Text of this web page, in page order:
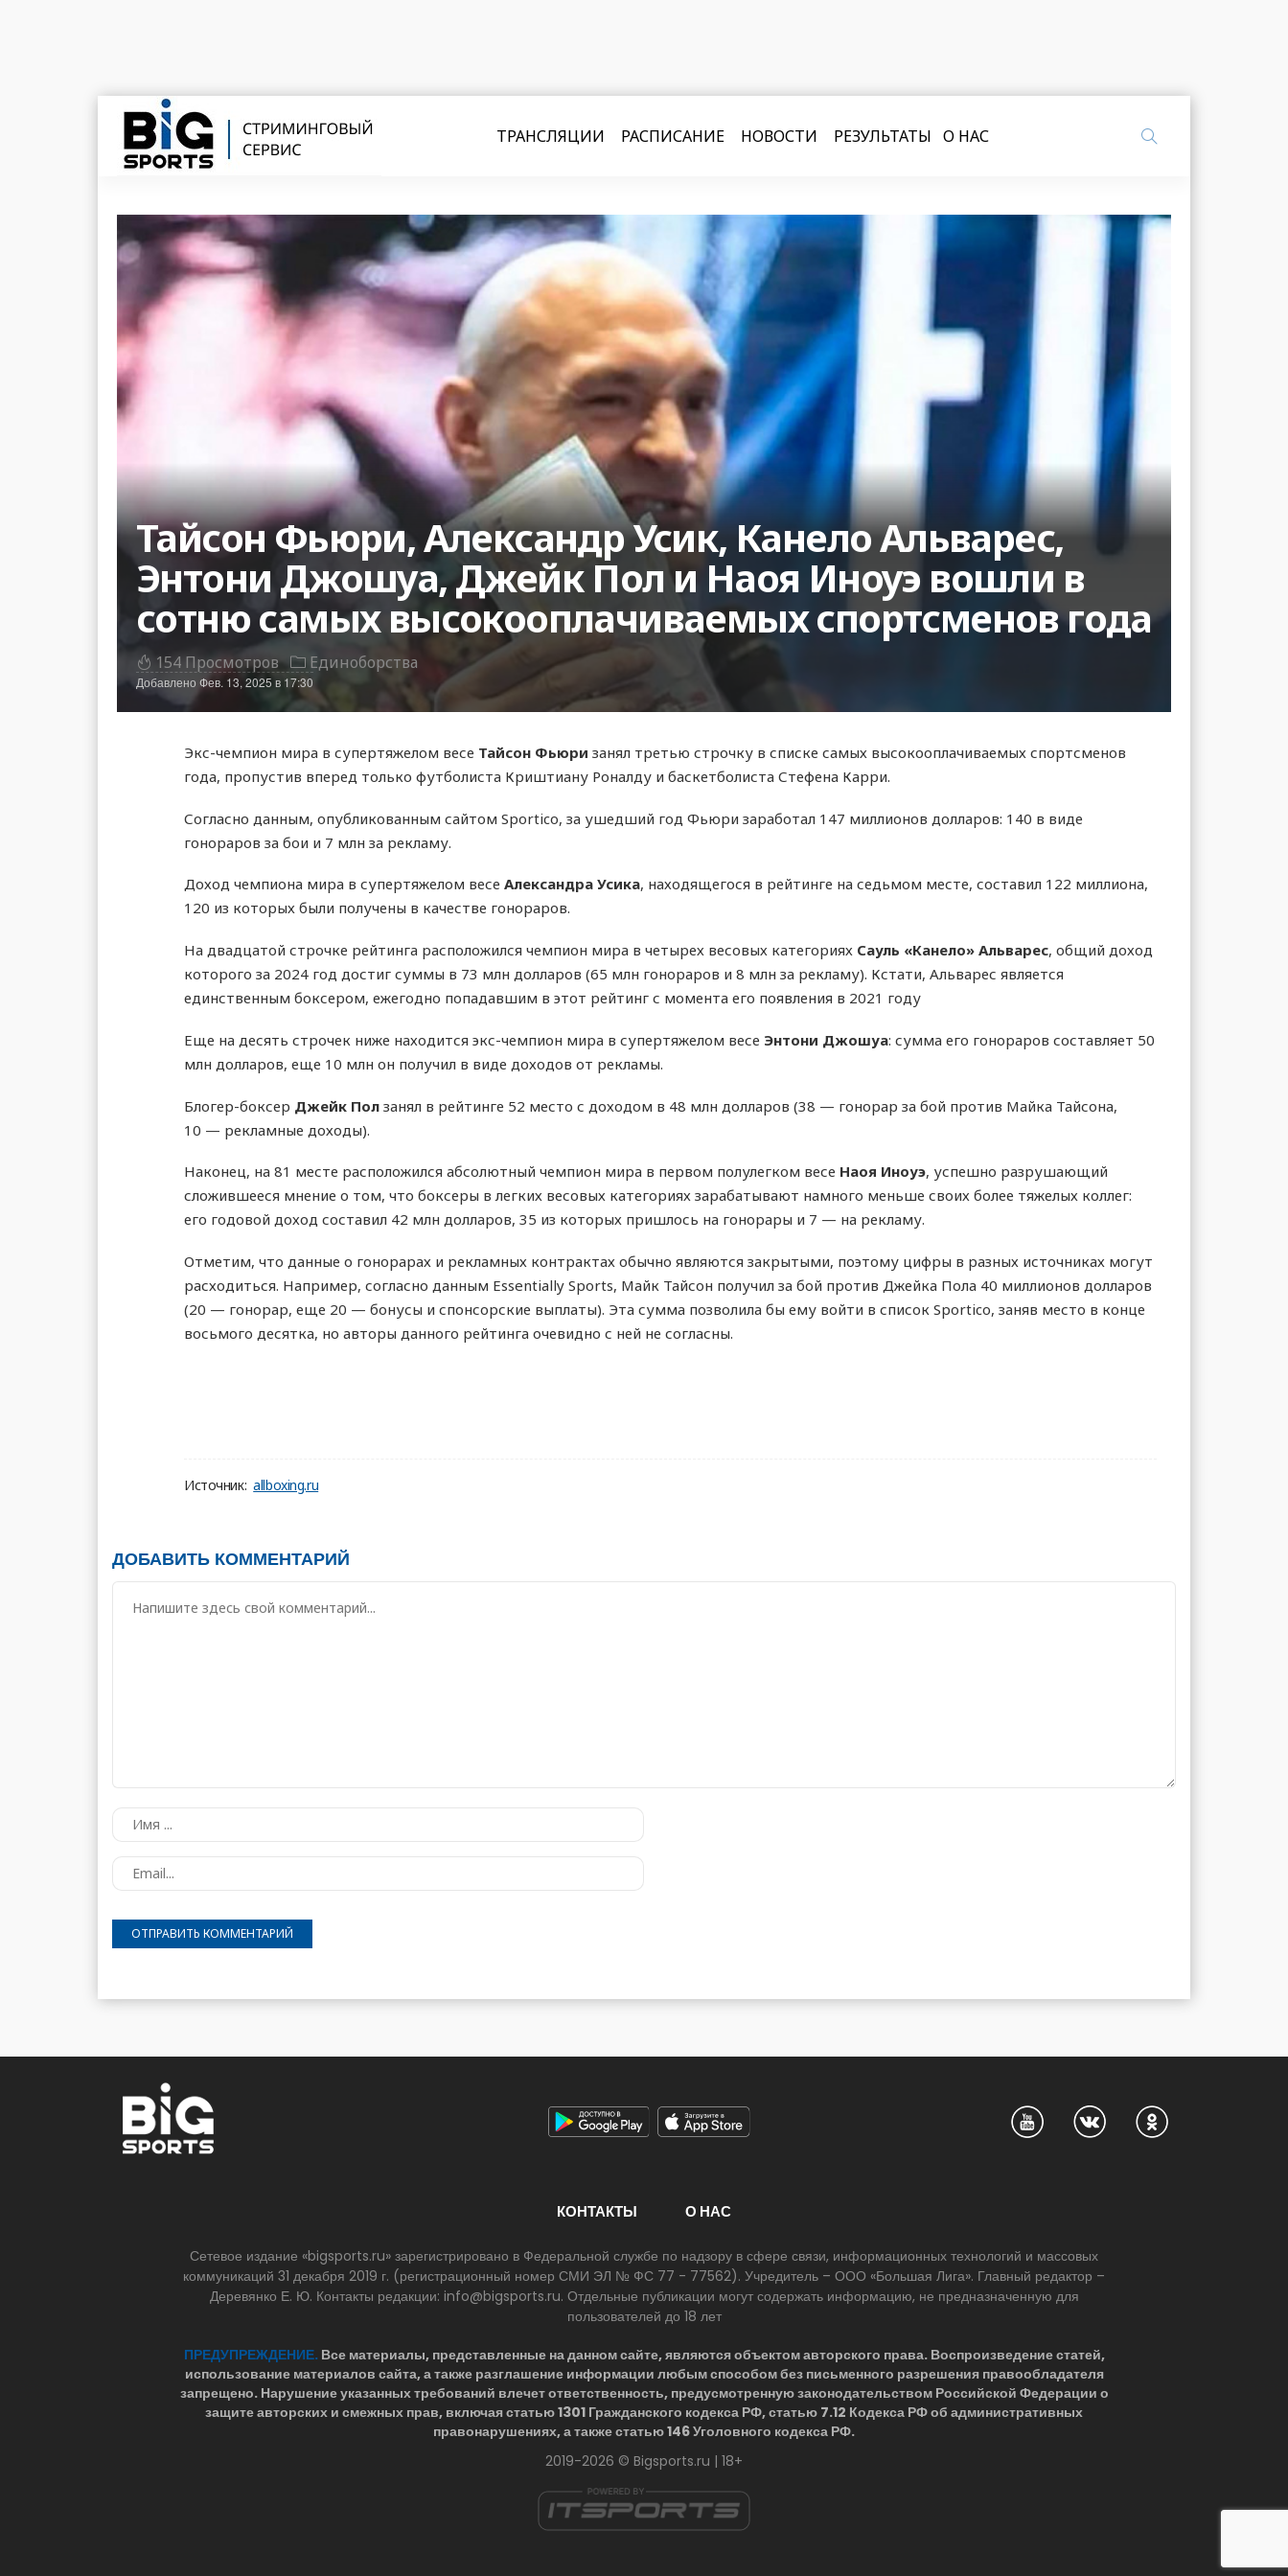
ТРАНСЛЯЦИИ РАСПИСАНИЕ НОВОСТИ РЕЗУЛЬТАТЫ О НАС
Тайсон Фьюри, Александр Усик, Канело Альварес,
Энтони Джошуа, Джейк Пол и Наоя Иноуэ вошли в
сотню самых высокооплачиваемых спортсменов года
154 Просмотров Единоборства
Добавлено Фев. 13, 2025 в 17:30
Экс-чемпион мира в супертяжелом весе Тайсон Фьюри занял третью строчку в списке самых высокооплачиваемых спортсменов
года, пропустив вперед только футболиста Криштиану Роналду и баскетболиста Стефена Карри.
Согласно данным, опубликованным сайтом Sportico, за ушедший год Фьюри заработал 147 миллионов долларов: 140 в виде
гонораров за бои и 7 млн за рекламу.
Доход чемпиона мира в супертяжелом весе Александра Усика, находящегося в рейтинге на седьмом месте, составил 122 миллиона,
120 из которых были получены в качестве гонораров.
На двадцатой строчке рейтинга расположился чемпион мира в четырех весовых категориях Сауль «Канело» Альварес, общий доход
которого за 2024 год достиг суммы в 73 млн долларов (65 млн гонораров и 8 млн за рекламу). Кстати, Альварес является
единственным боксером, ежегодно попадавшим в этот рейтинг с момента его появления в 2021 году
Еще на десять строчек ниже находится экс-чемпион мира в супертяжелом весе Энтони Джошуа: сумма его гонораров составляет 50
млн долларов, еще 10 млн он получил в виде доходов от рекламы.
Блогер-боксер Джейк Пол занял в рейтинге 52 место с доходом в 48 млн долларов (38 — гонорар за бой против Майка Тайсона,
10 — рекламные доходы).
Наконец, на 81 месте расположился абсолютный чемпион мира в первом полулегком весе Наоя Иноуэ, успешно разрушающий
сложившееся мнение о том, что боксеры в легких весовых категориях зарабатывают намного меньше своих более тяжелых коллег:
его годовой доход составил 42 млн долларов, 35 из которых пришлось на гонорары и 7 — на рекламу.
Отметим, что данные о гонорарах и рекламных контрактах обычно являются закрытыми, поэтому цифры в разных источниках могут
расходиться. Например, согласно данным Essentially Sports, Майк Тайсон получил за бой против Джейка Пола 40 миллионов долларов
(20 — гонорар, еще 20 — бонусы и спонсорские выплаты). Эта сумма позволила бы ему войти в список Sportico, заняв место в конце
восьмого десятка, но авторы данного рейтинга очевидно с ней не согласны.
Источник: allboxing.ru
ДОБАВИТЬ КОММЕНТАРИЙ
КОНТАКТЫ О НАС
Сетевое издание «bigsports.ru» зарегистрировано в Федеральной службе по надзору в сфере связи, информационных технологий и массовых
коммуникаций 31 декабря 2019 г. (регистрационный номер СМИ ЭЛ № ФС 77 - 77562). Учредитель – ООО «Большая Лига». Главный редактор –
Деревянко Е. Ю. Контакты редакции: info@bigsports.ru. Отдельные публикации могут содержать информацию, не предназначенную для
пользователей до 18 лет
ПРЕДУПРЕЖДЕНИЕ.Все материалы, представленные на данном сайте, являются объектом авторского права. Воспроизведение статей,
использование материалов сайта, а также разглашение информации любым способом без письменного разрешения правообладателя
запрещено. Нарушение указанных требований влечет ответственность, предусмотренную законодательством Российской Федерации о
защите авторских и смежных прав, включая статью 1301 Гражданского кодекса РФ, статью 7.12 Кодекса РФ об административных
правонарушениях, а также статью 146 Уголовного кодекса РФ.
2019-2026 © Bigsports.ru | 18+